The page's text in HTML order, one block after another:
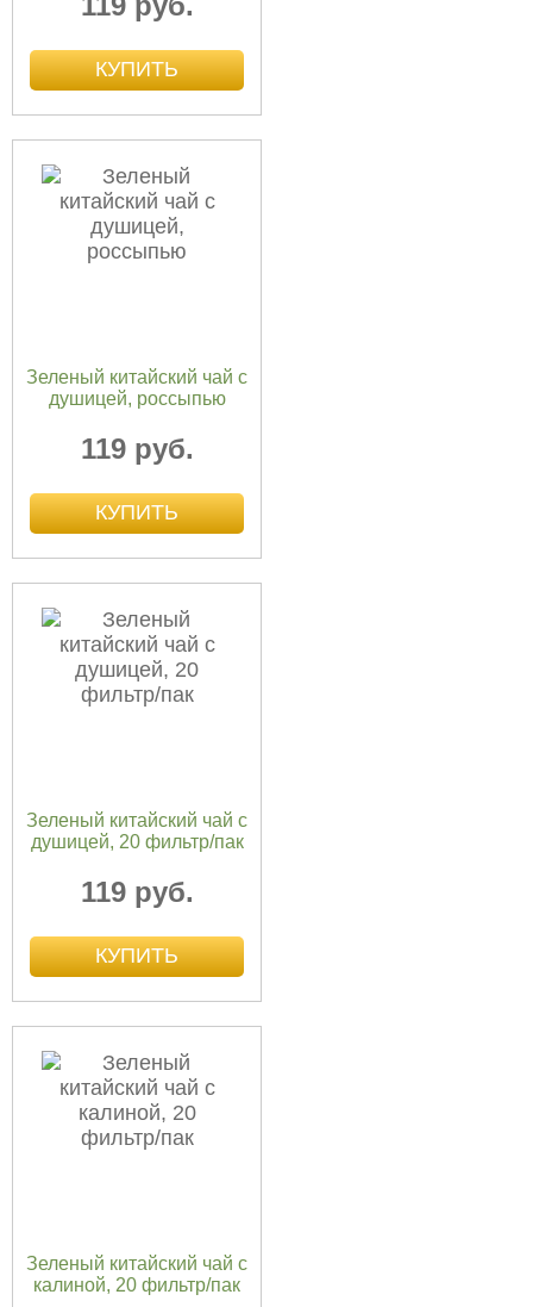
Зеленый китайский чай с
душицей, россыпью
119 руб.
Зеленый китайский чай с
душицей, 20 фильтр/пак
119 руб.
Зеленый китайский чай с
калиной, 20 фильтр/пак